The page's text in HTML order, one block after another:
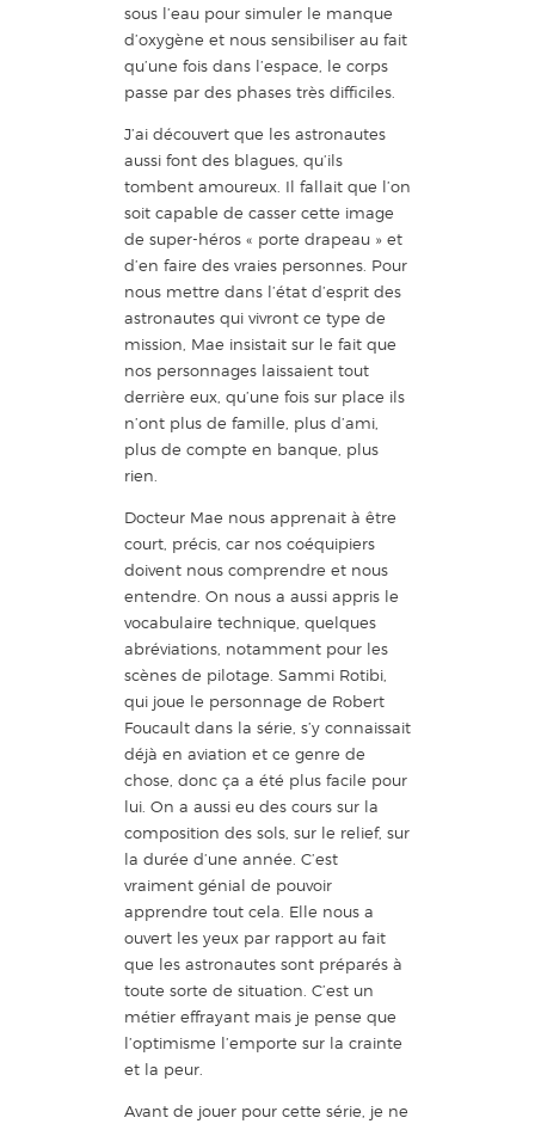
sous l’eau pour simuler le manque
d’oxygène et nous sensibiliser au fait
qu’une fois dans l’espace, le corps
passe par des phases très difficiles.
J’ai découvert que les astronautes
aussi font des blagues, qu’ils
tombent amoureux. Il fallait que l’on
soit capable de casser cette image
de super-héros « porte drapeau » et
d’en faire des vraies personnes. Pour
nous mettre dans l’état d’esprit des
astronautes qui vivront ce type de
mission, Mae insistait sur le fait que
nos personnages laissaient tout
derrière eux, qu’une fois sur place ils
n’ont plus de famille, plus d’ami,
plus de compte en banque, plus
rien.
Docteur Mae nous apprenait à être
court, précis, car nos coéquipiers
doivent nous comprendre et nous
entendre. On nous a aussi appris le
vocabulaire technique, quelques
abréviations, notamment pour les
scènes de pilotage. Sammi Rotibi,
qui joue le personnage de Robert
Foucault dans la série, s’y connaissait
déjà en aviation et ce genre de
chose, donc ça a été plus facile pour
lui. On a aussi eu des cours sur la
composition des sols, sur le relief, sur
la durée d’une année. C’est
vraiment génial de pouvoir
apprendre tout cela. Elle nous a
ouvert les yeux par rapport au fait
que les astronautes sont préparés à
toute sorte de situation. C’est un
métier effrayant mais je pense que
l’optimisme l’emporte sur la crainte
et la peur.
Avant de jouer pour cette série, je ne